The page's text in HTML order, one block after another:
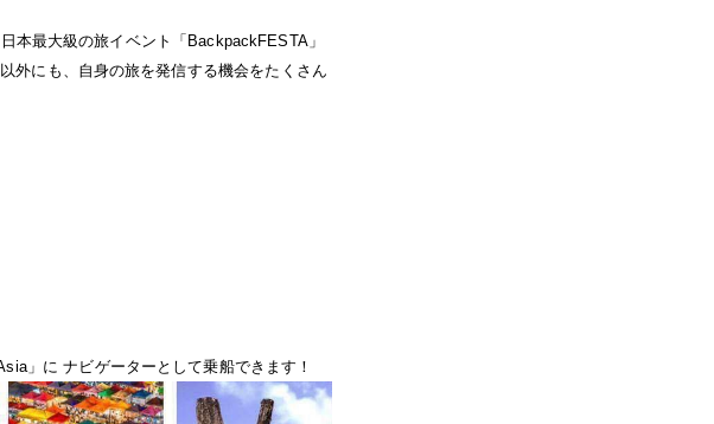
本最大級の旅イベント「BackpackFESTA」
外にも、自身の旅を発信する機会をたくさん
」に ナビゲーターとして乗船できます！